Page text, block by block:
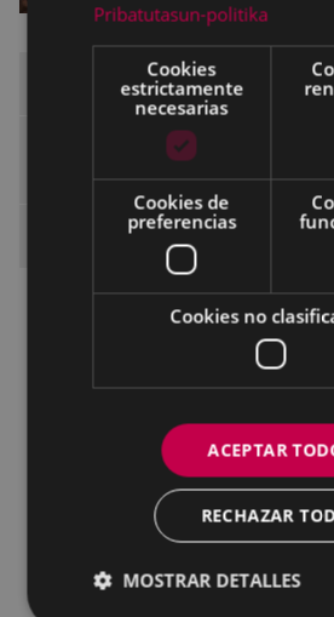
Espacio de formación
Escuela para el
Sesiones abiertas a la
Primavera 2026
Primavera 2025
Primavera 2024
Pribatutasun-politika
Cookies
estrictamente
necesarias
Cookies de
preferencias
Cookies no
ACEPTAR
RECHAZAR
MOSTRAR DETALLES